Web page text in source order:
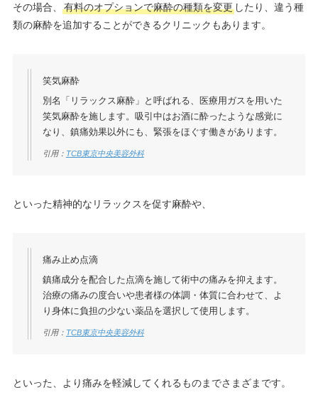
その場合、
有料のオプションで麻酔の種類を変更したり、違う種
類の麻酔を追加することができるクリニックもあります。
笑気麻酔
別名「リラックス麻酔」と呼ばれる、医療用ガスを用いた
笑気麻酔を施します。吸引中はお酒に酔ったような感覚に
なり、鎮痛効果以外にも、緊張をほぐす働きがあります。
引用： TCB東京中央美容外科
といった精神的なリラックスを促す麻酔や、
痛み止め点滴
鎮痛成分を配合した点滴を施して術中の痛みを抑えます。
治療の痛みの度合いや患者様の体調・体質に合わせて、よ
り身体に負担の少ない薬品を選択して使用します。
引用： TCB東京中央美容外科
といった、より痛みを軽減してくれるものまでさまざまです。